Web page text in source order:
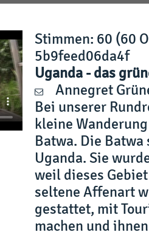
Stimmen: 60 (60
5b9feed06da4f
Uganda - das
Annegret
Bei unserer
kleine
Batwa. Die
Uganda. Sie
weil dieses
seltene Affenart
gestattet, mit
machen und